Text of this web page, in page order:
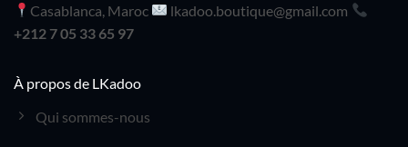
À propos de LKadoo
Qui sommes-nous
Casablanca, Maroc
lkadoo.boutique@gmail.com
+212 7 05 33 65 97